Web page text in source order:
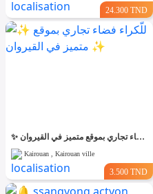
24.300 TND
✨ للّكراء فضاء تجاري بموقع متميز في القيروان ✨
Kairouan , Kairouan ville
3.500 TND